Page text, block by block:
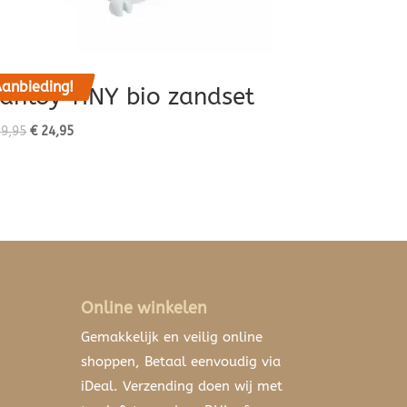
TINY bio zandset
Oorspronkelijke
€24,95Huidige
Online winkelen
Gemakkelijk en veilig online
shoppen, Betaal eenvoudig via
iDeal. Verzending doen wij met